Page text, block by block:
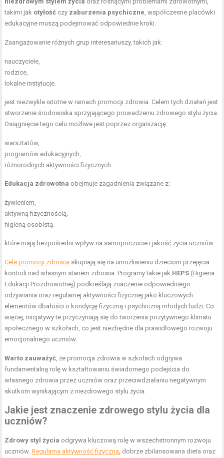
takimi jak otyłość czy zaburzenia psychiczne, współczesne placówki
edukacyjne muszą podejmować odpowiednie kroki.
Zaangażowanie różnych grup interesariuszy, takich jak:
nauczyciele,
rodzice,
lokalne instytucje.
jest niezwykle istotne w ramach promocji zdrowia. Celem tych działań jest
stworzenie środowiska sprzyjającego prowadzeniu zdrowego stylu życia.
Osiągnięcie tego celu możliwe jest poprzez organizację:
warsztatów,
programów edukacyjnych,
różnorodnych aktywności fizycznych.
Edukacja zdrowotna obejmuje zagadnienia związane z:
żywieniem,
aktywną fizycznością,
higieną osobistą.
które mają bezpośredni wpływ na samopoczucie i jakość życia uczniów.
Cele promocji zdrowia skupiają się na umożliwieniu dzieciom przejęcia
kontroli nad własnym stanem zdrowia. Programy takie jak HEPS (Higiena
Edukacji Prozdrowotnej) podkreślają znaczenie odpowiedniego
odżywiania oraz regularnej aktywności fizycznej jako kluczowych
elementów dbałości o kondycję fizyczną i psychiczną młodych ludzi. Co
więcej, inicjatywy te przyczyniają się do tworzenia pozytywnego klimatu
społecznego w szkołach, co jest niezbędne dla prawidłowego rozwoju
emocjonalnego uczniów.
Warto zauważyć, że promocja zdrowia w szkołach odgrywa
fundamentalną rolę w kształtowaniu świadomego podejścia do
własnego zdrowia przez uczniów oraz przeciwdziałaniu negatywnym
skutkom wynikającym z niezdrowego stylu życia.
Jakie jest znaczenie zdrowego stylu życia dla
uczniów?
Zdrowy styl życia odgrywa kluczową rolę w wszechstronnym rozwoju
uczniów.Regularna aktywność fizyczna, dobrze zbilansowana dieta oraz